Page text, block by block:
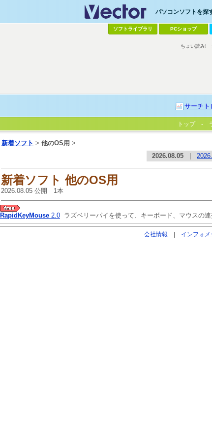
パソコンソフトを探
ソフトライブラリ PCショップ
サーチト
ちょい読み!
トップ
新着ソフト > 他のOS用 >
2026.08.05
新着ソフト 他のOS用
2026.08.05 公開 1本
RapidKeyMouse 2.0 ラズベリーパイを使って、キーボード、マウスの
会社情報 | インフォメ